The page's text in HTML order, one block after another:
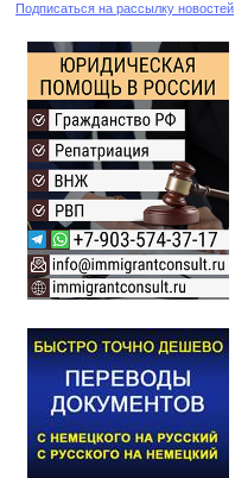
Подписаться на рассылку новостей